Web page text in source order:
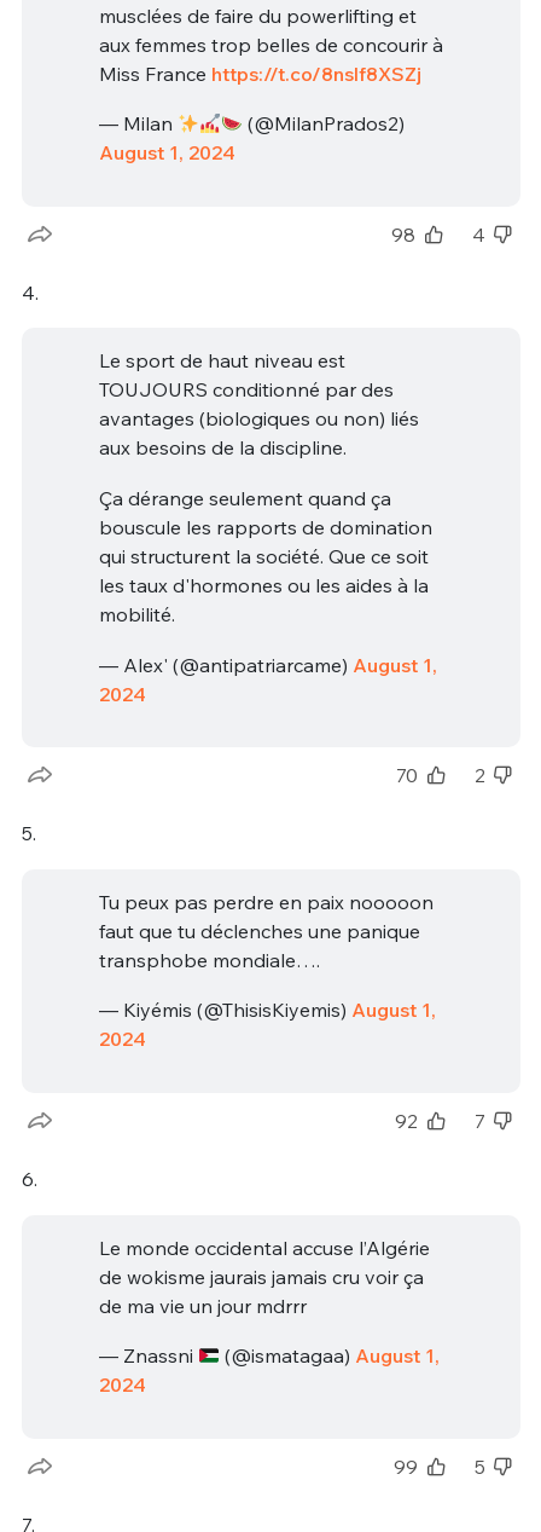
musclées de faire du powerlifting et
aux femmes trop belles de concourir à
Miss France https://t.co/8nslf8XSZj
— Milan
(@MilanPrados2)
August 1, 2024
98 4
4.
Le sport de haut niveau est
TOUJOURS conditionné par des
avantages (biologiques ou non) liés
aux besoins de la discipline.
Ça dérange seulement quand ça
bouscule les rapports de domination
qui structurent la société. Que ce soit
les taux d'hormones ou les aides à la
mobilité.
— Alex' (@antipatriarcame) August 1,
2024
70 2
5.
Tu peux pas perdre en paix nooooon
faut que tu déclenches une panique
transphobe mondiale….
— Kiyémis (@ThisisKiyemis) August 1,
2024
92 7
6.
Le monde occidental accuse l’Algérie
de wokisme jaurais jamais cru voir ça
de ma vie un jour mdrrr
— Znassni (@ismatagaa) August 1,
2024
99 5
7.